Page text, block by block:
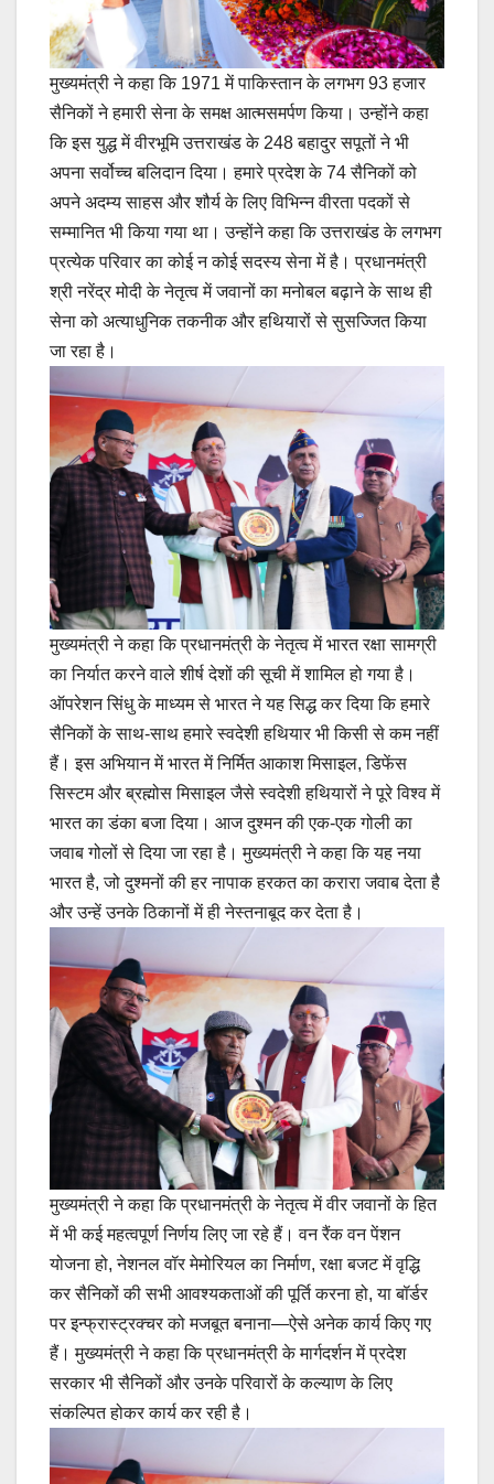
मुख्यमंत्री ने कहा कि 1971 में पाकिस्तान के लगभग 93 हजार
सैनिकों ने हमारी सेना के समक्ष आत्मसमर्पण किया। उन्होंने कहा
कि इस युद्ध में वीरभूमि उत्तराखंड के 248 बहादुर सपूतों ने भी
अपना सर्वोच्च बलिदान दिया। हमारे प्रदेश के 74 सैनिकों को
अपने अदम्य साहस और शौर्य के लिए विभिन्न वीरता पदकों से
सम्मानित भी किया गया था। उन्होंने कहा कि उत्तराखंड के लगभग
प्रत्येक परिवार का कोई न कोई सदस्य सेना में है। प्रधानमंत्री
श्री नरेंद्र मोदी के नेतृत्व में जवानों का मनोबल बढ़ाने के साथ ही
सेना को अत्याधुनिक तकनीक और हथियारों से सुसज्जित किया
जा रहा है।
मुख्यमंत्री ने कहा कि प्रधानमंत्री के नेतृत्व में भारत रक्षा सामग्री
का निर्यात करने वाले शीर्ष देशों की सूची में शामिल हो गया है।
ऑपरेशन सिंधु के माध्यम से भारत ने यह सिद्ध कर दिया कि हमारे
सैनिकों के साथ-साथ हमारे स्वदेशी हथियार भी किसी से कम नहीं
हैं। इस अभियान में भारत में निर्मित आकाश मिसाइल, डिफेंस
सिस्टम और ब्रह्मोस मिसाइल जैसे स्वदेशी हथियारों ने पूरे विश्व में
भारत का डंका बजा दिया। आज दुश्मन की एक-एक गोली का
जवाब गोलों से दिया जा रहा है। मुख्यमंत्री ने कहा कि यह नया
भारत है, जो दुश्मनों की हर नापाक हरकत का करारा जवाब देता है
और उन्हें उनके ठिकानों में ही नेस्तनाबूद कर देता है।
मुख्यमंत्री ने कहा कि प्रधानमंत्री के नेतृत्व में वीर जवानों के हित
में भी कई महत्वपूर्ण निर्णय लिए जा रहे हैं। वन रैंक वन पेंशन
योजना हो, नेशनल वॉर मेमोरियल का निर्माण, रक्षा बजट में वृद्धि
कर सैनिकों की सभी आवश्यकताओं की पूर्ति करना हो, या बॉर्डर
पर इन्फ्रास्ट्रक्चर को मजबूत बनाना—ऐसे अनेक कार्य किए गए
हैं। मुख्यमंत्री ने कहा कि प्रधानमंत्री के मार्गदर्शन में प्रदेश
सरकार भी सैनिकों और उनके परिवारों के कल्याण के लिए
संकल्पित होकर कार्य कर रही है।